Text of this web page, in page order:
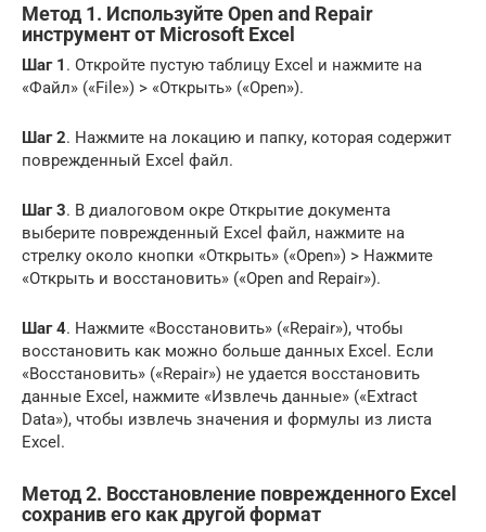
Метод 1. Используйте Open and Repair
инструмент от Microsoft Excel
Шаг 1 . Откройте пустую таблицу Excel и нажмите на
«Файл» («File») > «Открыть» («Open»).
Шаг 2. Нажмите на локацию и папку, которая содержит
поврежденный Excel файл.
Шаг 3. В диалоговом окре Открытие документа
выберите поврежденный Excel файл, нажмите на
стрелку около кнопки «Открыть» («Open») > Нажмите
«Открыть и восстановить» («Open and Repair»).
Шаг 4. Нажмите «Восстановить» («Repair»), чтобы
восстановить как можно больше данных Excel. Если
«Восстановить» («Repair») не удается восстановить
данные Excel, нажмите «Извлечь данные» («Extract
Data»), чтобы извлечь значения и формулы из листа
Excel.
Метод 2. Восстановление поврежденного Excel
сохранив его как другой формат